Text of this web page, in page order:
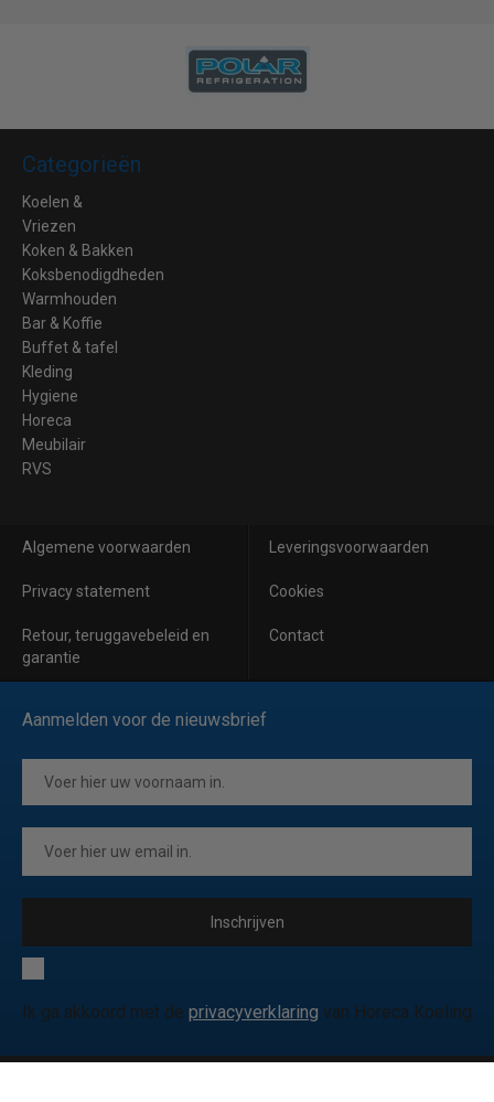
Categorieën
Koelen &
Vriezen
Koken & Bakken
Koksbenodigdheden
Warmhouden
Bar & Koffie
Buffet & tafel
Kleding
Hygiene
Horeca
Meubilair
RVS
Algemene voorwaarden Leveringsvoorwaarden
Privacy statement Cookies
Retour, teruggavebeleid en
garantie
Contact
Aanmelden voor de nieuwsbrief
Inschrijven
Ik ga akkoord met de privacyverklaring van Horeca Koeling